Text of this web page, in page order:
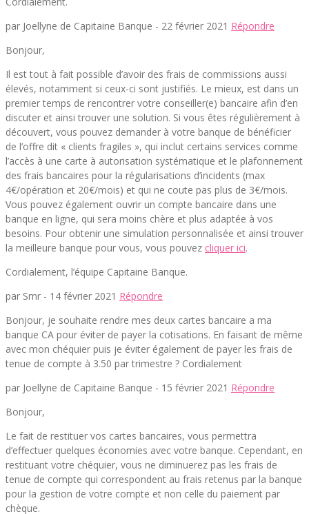
par Joellyne de Capitaine Banque - 22 février 2021 Répondre
Bonjour,
Il est tout à fait possible d’avoir des frais de commissions aussi
élevés, notamment si ceux-ci sont justifiés. Le mieux, est dans un
premier temps de rencontrer votre conseiller(e) bancaire afin d’en
discuter et ainsi trouver une solution. Si vous êtes régulièrement à
découvert, vous pouvez demander à votre banque de bénéficier
de l’offre dit « clients fragiles », qui inclut certains services comme
l’accès à une carte à autorisation systématique et le plafonnement
des frais bancaires pour la régularisations d’incidents (max
4€/opération et 20€/mois) et qui ne coute pas plus de 3€/mois.
Vous pouvez également ouvrir un compte bancaire dans une
banque en ligne, qui sera moins chère et plus adaptée à vos
besoins. Pour obtenir une simulation personnalisée et ainsi trouver
la meilleure banque pour vous, vous pouvez cliquer ici.
Cordialement, l’équipe Capitaine Banque.
par Smr - 14 février 2021 Répondre
Bonjour, je souhaite rendre mes deux cartes bancaire a ma
banque CA pour éviter de payer la cotisations. En faisant de même
avec mon chéquier puis je éviter également de payer les frais de
tenue de compte à 3.50 par trimestre ? Cordialement
par Joellyne de Capitaine Banque - 15 février 2021 Répondre
Bonjour,
Le fait de restituer vos cartes bancaires, vous permettra
d’effectuer quelques économies avec votre banque. Cependant, en
restituant votre chéquier, vous ne diminuerez pas les frais de
tenue de compte qui correspondent au frais retenus par la banque
pour la gestion de votre compte et non celle du paiement par
chèque.